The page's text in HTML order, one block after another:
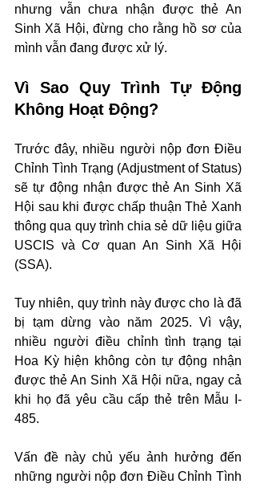
nhưng vẫn chưa nhận được thẻ An
Sinh Xã Hội, đừng cho rằng hồ sơ của
mình vẫn đang được xử lý.
Vì Sao Quy Trình Tự Động
Không Hoạt Động?
Trước đây, nhiều người nộp đơn Điều
Chỉnh Tình Trạng (Adjustment of Status)
sẽ tự động nhận được thẻ An Sinh Xã
Hội sau khi được chấp thuận Thẻ Xanh
thông qua quy trình chia sẻ dữ liệu giữa
USCIS và Cơ quan An Sinh Xã Hội
(SSA).
Tuy nhiên, quy trình này được cho là đã
bị tạm dừng vào năm 2025. Vì vậy,
nhiều người điều chỉnh tình trạng tại
Hoa Kỳ hiện không còn tự động nhận
được thẻ An Sinh Xã Hội nữa, ngay cả
khi họ đã yêu cầu cấp thẻ trên Mẫu I-
485.
Vấn đề này chủ yếu ảnh hưởng đến
những người nộp đơn Điều Chỉnh Tình